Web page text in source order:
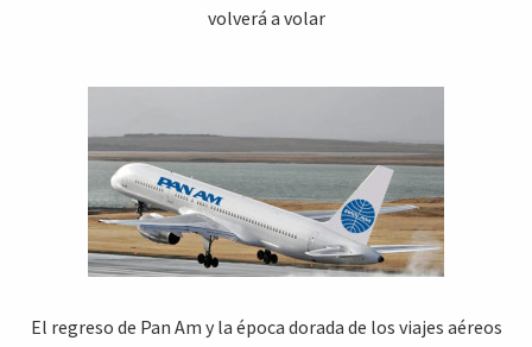
volverá a volar
El regreso de Pan Am y la época dorada de los viajes aéreos